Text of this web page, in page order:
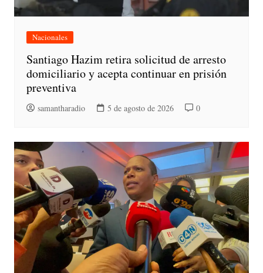
Nacionales
Santiago Hazim retira solicitud de arresto
domiciliario y acepta continuar en prisión
preventiva
samantharadio 5 de agosto de 2026 0